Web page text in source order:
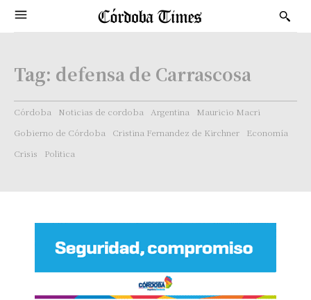
Tag: defensa de Carrascosa
Córdoba Noticias de cordoba Argentina
Mauricio Macri
Gobierno de Córdoba
Cristina Fernandez de Kirchner
Economía
Crisis
Politica